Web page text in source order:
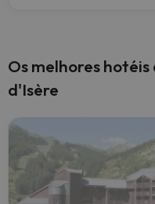
Os melhores
d'Isère